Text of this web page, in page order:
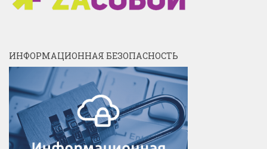
ИНФОРМАЦИОННАЯ БЕЗОПАСНОСТЬ